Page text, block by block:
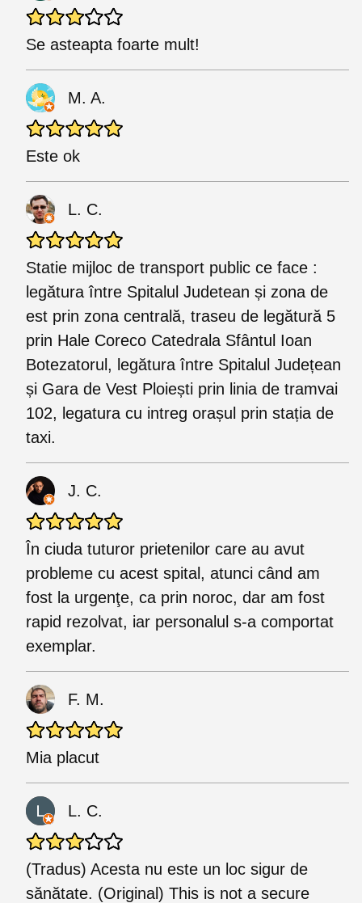
Se asteapta foarte mult!
M. A.
Este ok
L. C.
Statie mijloc de transport public ce face :
legătura între Spitalul Judetean și zona de
est prin zona centrală, traseu de legătură 5
prin Hale Coreco Catedrala Sfântul Ioan
Botezatorul, legătura între Spitalul Județean
și Gara de Vest Ploiești prin linia de tramvai
102, legatura cu intreg orașul prin stația de
taxi.
J. C.
În ciuda tuturor prietenilor care au avut
probleme cu acest spital, atunci când am
fost la urgenţe, ca prin noroc, dar am fost
rapid rezolvat, iar personalul s-a comportat
exemplar.
F. M.
Mia placut
L. C.
(Tradus) Acesta nu este un loc sigur de
sănătate. (Original) This is not a secure